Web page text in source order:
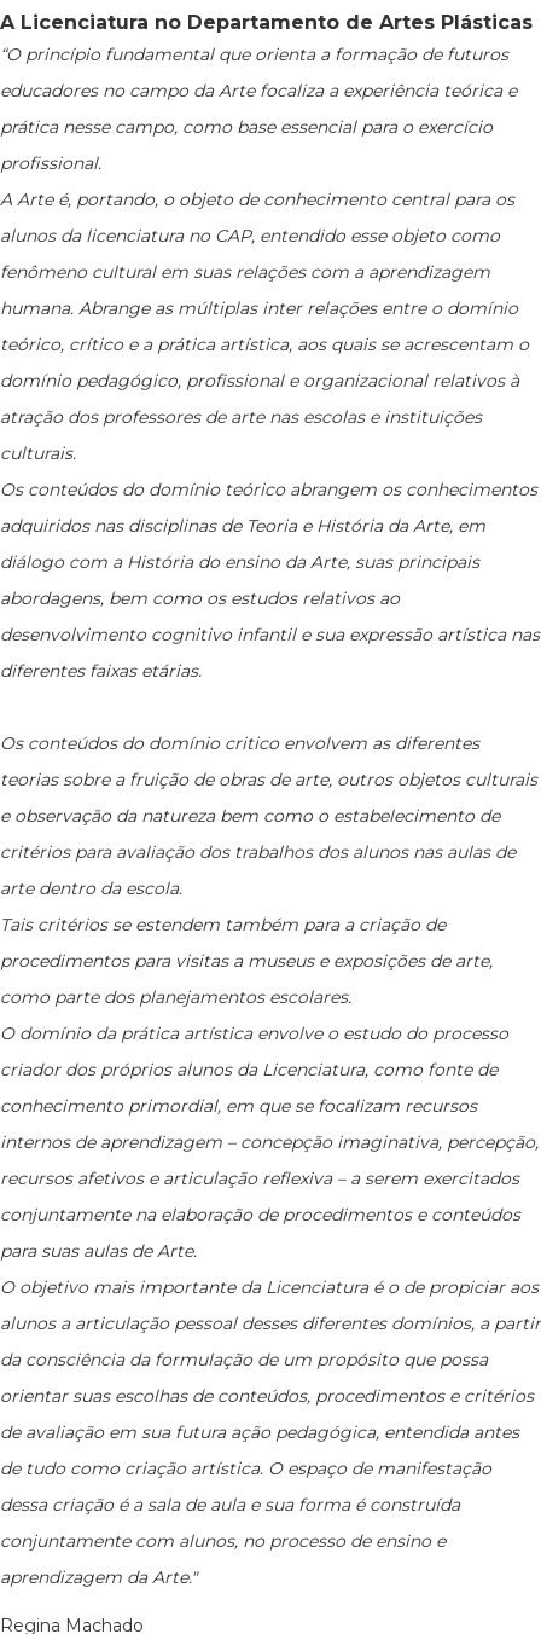
A Licenciatura no Departamento de Artes Plásticas
“O princípio fundamental que orienta a formação de futuros
educadores no campo da Arte focaliza a experiência teórica e
prática nesse campo, como base essencial para o exercício
profissional.
A Arte é, portando, o objeto de conhecimento central para os
alunos da licenciatura no CAP, entendido esse objeto como
fenômeno cultural em suas relações com a aprendizagem
humana. Abrange as múltiplas inter relações entre o domínio
teórico, crítico e a prática artística, aos quais se acrescentam o
domínio pedagógico, profissional e organizacional relativos à
atração dos professores de arte nas escolas e instituições
culturais.
Os conteúdos do domínio teórico abrangem os conhecimentos
adquiridos nas disciplinas de Teoria e História da Arte, em
diálogo com a História do ensino da Arte, suas principais
abordagens, bem como os estudos relativos ao
desenvolvimento cognitivo infantil e sua expressão artística nas
diferentes faixas etárias.
Os conteúdos do domínio critico envolvem as diferentes
teorias sobre a fruição de obras de arte, outros objetos culturais
e observação da natureza bem como o estabelecimento de
critérios para avaliação dos trabalhos dos alunos nas aulas de
arte dentro da escola.
Tais critérios se estendem também para a criação de
procedimentos para visitas a museus e exposições de arte,
como parte dos planejamentos escolares.
O domínio da prática artística envolve o estudo do processo
criador dos próprios alunos da Licenciatura, como fonte de
conhecimento primordial, em que se focalizam recursos
internos de aprendizagem – concepção imaginativa, percepção,
recursos afetivos e articulação reflexiva – a serem exercitados
conjuntamente na elaboração de procedimentos e conteúdos
para suas aulas de Arte.
O objetivo mais importante da Licenciatura é o de propiciar aos
alunos a articulação pessoal desses diferentes domínios, a partir
da consciência da formulação de um propósito que possa
orientar suas escolhas de conteúdos, procedimentos e critérios
de avaliação em sua futura ação pedagógica, entendida antes
de tudo como criação artística. O espaço de manifestação
dessa criação é a sala de aula e sua forma é construída
conjuntamente com alunos, no processo de ensino e
aprendizagem da Arte."
Regina Machado